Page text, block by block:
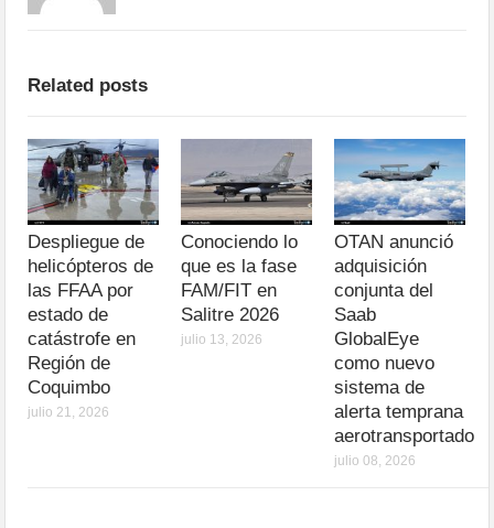
Related posts
Despliegue de
helicópteros de
las FFAA por
estado de
catástrofe en
Región de
Coquimbo
julio 21, 2026
Conociendo lo
que es la fase
FAM/FIT en
Salitre 2026
julio 13, 2026
OTAN anunció
adquisición
conjunta del
Saab
GlobalEye
como nuevo
sistema de
alerta temprana
aerotransportado
julio 08, 2026